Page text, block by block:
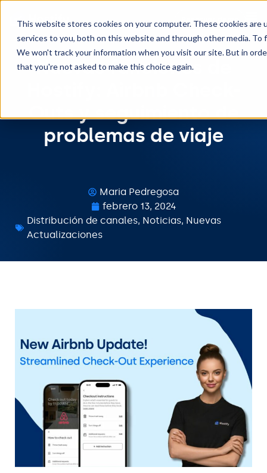
This website stores cookies on your computer. These cookies
services to you, both on this website and through other media.
We won't track your information when you visit our site. But in
that you're not asked to make this choice again.
Reservar demo
Nuevas funciones de
Outs y seguimiento de
problemas de viaje
Maria Pedregosa
febrero 13, 2024
Distribución de canales, Noticias, Nuevas
Actualizaciones